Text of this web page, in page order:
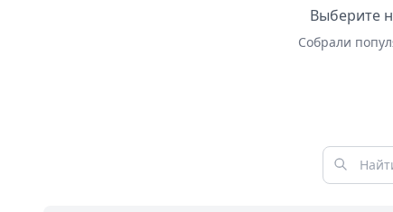
Выберите
Собрали